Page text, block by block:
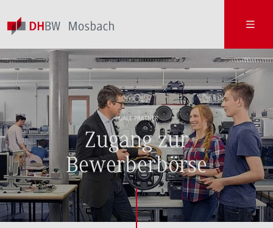
DUALE PARTNER
Zugang zur
Bewerberbörse